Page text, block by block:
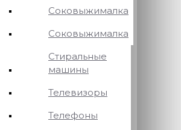
Соковыжималка
Соковыжималка
Стиральные
машины
Телевизоры
Телефоны